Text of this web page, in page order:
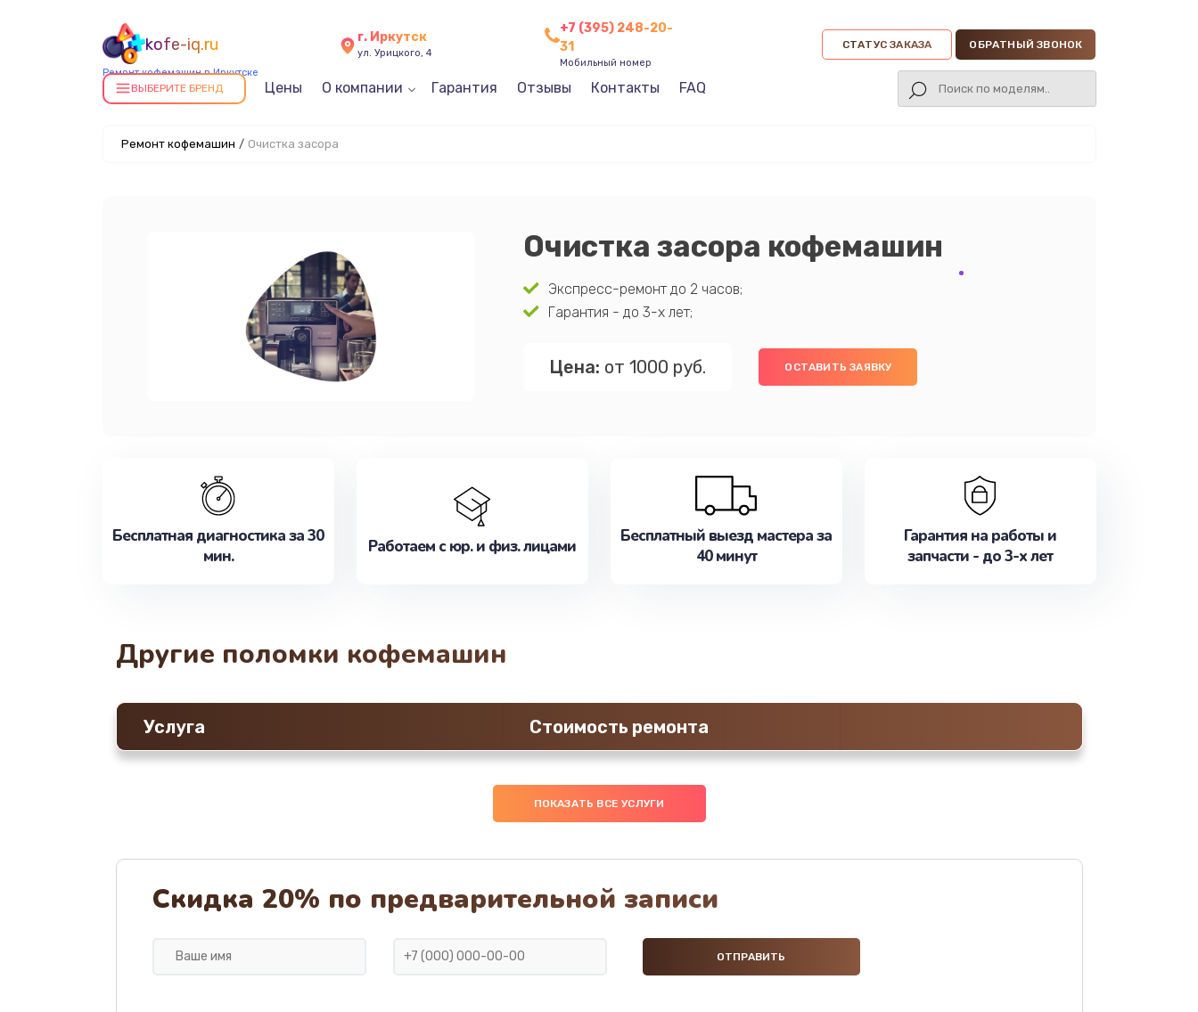
kofe-iq.ru
Ремонт кофемашин в Иркутске
г. Иркутск
ул. Урицкого, 4
+7 (395) 248-20-
31
Мобильный номер
СТАТУС ЗАКАЗА ОБРАТНЫЙ ЗВОНОК
ВЫБЕРИТЕ БРЕНД Цены О компании Гарантия Отзывы Контакты FAQ
Ремонт кофемашин / Очистка засора
Очистка засора кофемашин
Экспресс-ремонт до 2 часов;
Гарантия - до 3-х лет;
Цена: от 1000 руб. ОСТАВИТЬ ЗАЯВКУ
Бесплатная диагностика за 30
мин.
Работаем с юр. и физ. лицами
Бесплатный выезд мастера за
40 минут
Гарантия на работы и
запчасти - до 3-х лет
Другие поломки кофемашин
Услуга Стоимость ремонта
ПОКАЗАТЬ ВСЕ УСЛУГИ
Скидка 20% по предварительной записи